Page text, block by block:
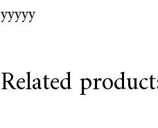
yyyyy
Related